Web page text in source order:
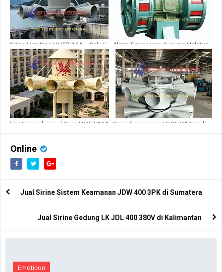
Sirine Lion King LK STH10A – Solusi
Siren Bendungan
Alarm Emergency Gunung Meletus
JDW 400
Electromechanical Siren LK-STH10A
Sirine Emergency LK STH21 Untuk
Online
Jual Sirine Sistem Keamanan JDW 400 3PK di Sumatera
Jual Sirine Gedung LK JDL 400 380V di Kalimantan
Emoticon